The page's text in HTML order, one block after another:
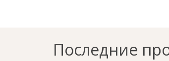
Последние